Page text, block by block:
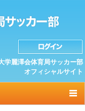
学麗澤会体育局サッカー部
オフィシャルサイト